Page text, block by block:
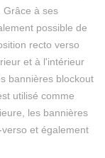
Grâce à ses
possible de
recto verso
et à l'intérieur
bannières blockout
utilisé comme
les bannières
et également